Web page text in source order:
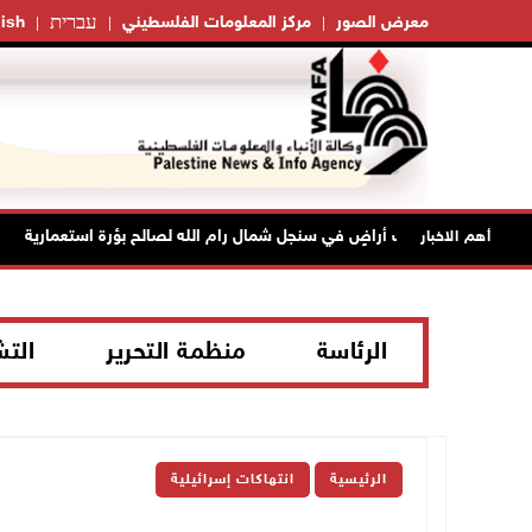
עברית مركز المعلومات الفلسطيني معرض الصور
أهم الاخبار
يواصل تجريف أراضٍ في سنجل شمال رام الله لصالح بؤرة استعمارية
الرئاسة منظمة التحرير
الرئيسية انتهاكات إسرائيلية